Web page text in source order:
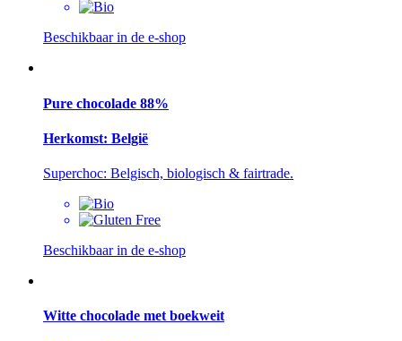
Beschikbaar in de e-shop
Pure chocolade 88%
Herkomst: België
Superchoc: Belgisch, biologisch & fairtrade.
Beschikbaar in de e-shop
Witte chocolade met boekweit